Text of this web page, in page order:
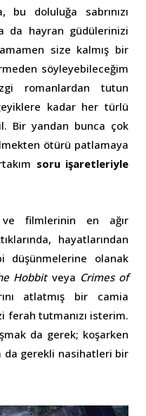
bu doluluğa sabrınızı
da hayran güdülerinizi
size kalmış bir
söyleyebileceğim
romanlardan tutun
kadar her türlü
Bir yandan bunca çok
ötürü patlamaya
soru işaretleriyle
ve filmlerinin en ağır
hayatlarından
olanak
Hobbitveya Crimes of
atlatmış bir camia
ferah tutmanızı isterim.
da gerek; koşarken
da gerekli nasihatleri bir